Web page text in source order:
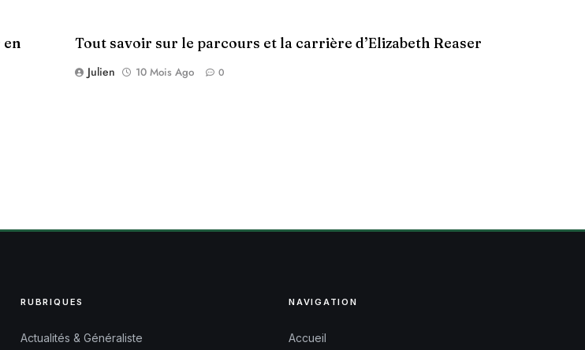
Tout savoir sur le parcours et la carrière d’Elizabeth Reaser
Julien 10 Mois Ago 0
RUBRIQUES
Actualités & Généraliste
NAVIGATION
Accueil